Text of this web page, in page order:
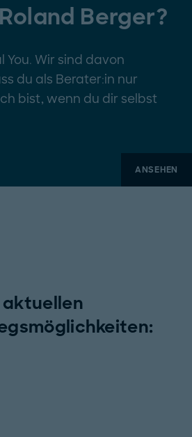
Berger?
You. Wir sind davon
du als Berater:in nur
bist, wenn du dir selbst
ANSEHEN
aktuellen